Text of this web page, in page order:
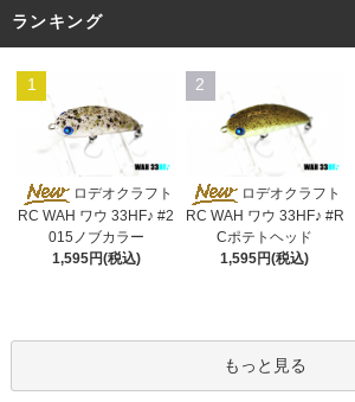
ランキング
1
ロデオクラフト
RC WAH ワウ 33HF♪ #2
015ノブカラー
1,595円(税込)
2
ロデオクラフト
RC WAH ワウ 33HF♪ #R
Cポテトヘッド
1,595円(税込)
もっと見る